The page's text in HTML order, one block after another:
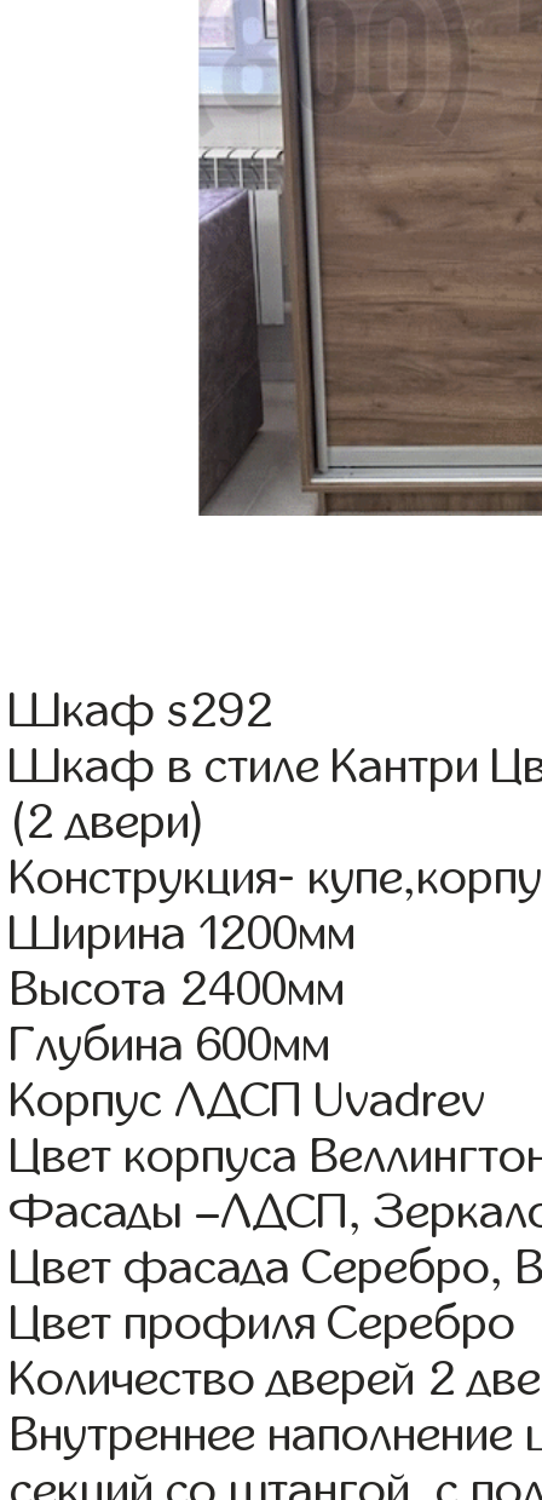
Шкаф s292
Шкаф в стиле Кантри
(2 двери)
Конструкция-
Ширина 1200мм
Высота 2400мм
Глубина 600мм
Корпус ЛДСП Uvadrev
Цвет корпуса
Фасады –ЛДСП,
Цвет фасада Серебро,
Цвет профиля Серебро
Количество дверей 2
Внутреннее